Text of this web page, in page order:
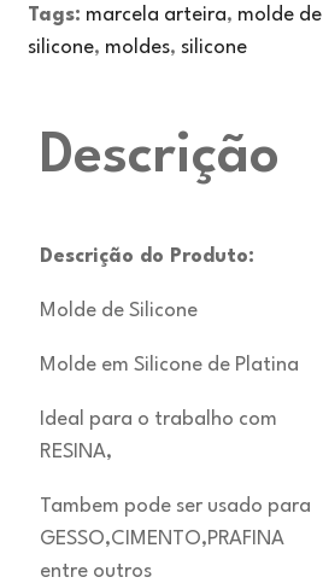
Tags: marcela arteira, molde de
silicone, moldes, silicone
Descrição
Descrição do Produto:
Molde de Silicone
Molde em Silicone de Platina
Ideal para o trabalho com
RESINA,
Tambem pode ser usado para
GESSO,CIMENTO,PRAFINA
entre outros